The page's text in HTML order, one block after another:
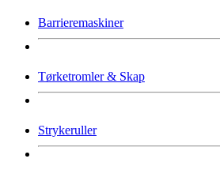
Barrieremaskiner
Tørketromler & Skap
Strykeruller